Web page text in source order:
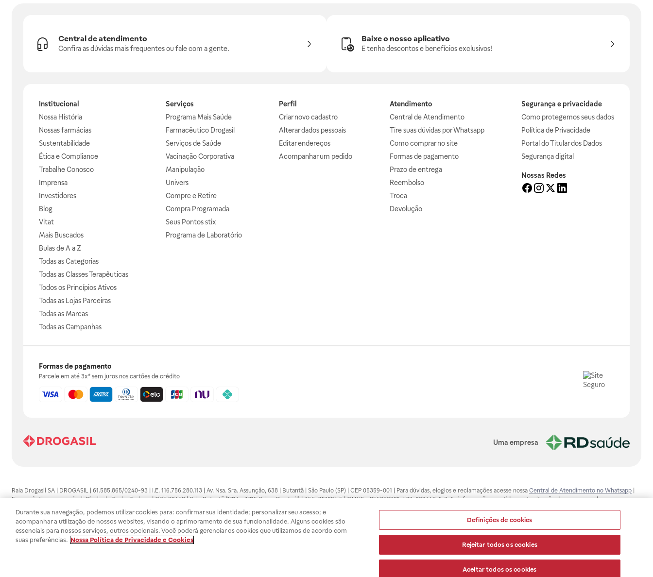
Central de atendimento
Confira as dúvidas mais frequentes ou fale com a gente.
Baixe o nosso aplicativo
E tenha descontos e benefícios exclusivos!
Institucional
Nossa História
Nossas farmácias
Sustentabilidade
Ética e Compliance
Trabalhe Conosco
Imprensa
Investidores
Blog
Vitat
Mais Buscados
Bulas de A a Z
Todas as Categorias
Todas as Classes Terapêuticas
Todos os Princípios Ativos
Todas as Lojas Parceiras
Todas as Marcas
Todas as Campanhas
Serviços
Programa Mais Saúde
Farmacêutico Drogasil
Serviços de Saúde
Vacinação Corporativa
Manipulação
Univers
Compre e Retire
Compra Programada
Seus Pontos stix
Programa de Laboratório
Perfil
Criar novo cadastro
Alterar dados pessoais
Editar endereços
Acompanhar um pedido
Atendimento
Central de Atendimento
Tire suas dúvidas por Whatsapp
Como comprar no site
Formas de pagamento
Prazo de entrega
Reembolso
Troca
Devolução
Segurança e privacidade
Como protegemos seus dados
Política de Privacidade
Portal do Titular dos Dados
Segurança digital
Nossas Redes
Formas de pagamento
Parcele em até 3x* sem juros nos cartões de crédito
Uma empresa
Raia Drogasil SA | DROGASIL | 61.585.865/0240-93 | I.E. 116.756.280.113 | Av. Nsa. Sra. Assunção, 638 | Butantã | São Paulo (SP) | CEP 05359-001 | Para dúvidas, elogios e reclamações acesse nossa Central de Atendimento no Whatsapp
Farmacêutico responsável: Gisele da Penha Barbosa | CRF 89453 | Polo Butantã (1714 e 1715 Raia e Drogasil) | AFE: 7.17094.5 | CMVS - 355030801-477-002443-1-7. As informações contidas neste site não devem ser usadas para
automedicação e não substituem, em hipótese alguma, as orientações dadas pelo profissional da área médica. Somente o médico está apto a diagnosticar qualquer problema de saúde e prescrever o tratamento adequado. Ao
persistirem os sintomas, um médico deverá ser consultado. Os preços e promoções divulgados no site são válidos apenas para compras feitas pela internet. Maiores esclarecimentos, consultar o site: www.anvisa.gov.br. A Raia Drogasil
SA trabalha com as tecnologias mais avançadas de proteção de dados, para que você possa realizar suas compras com tranquilidade. A privacidade e a segurança dos clientes são compromissos da Raia Drogasil SA. Todos os pedidos
efetuados estão sujeitos à confirmação da disponibilidade de produto em nosso estoque.
Durante sua navegação, podemos utilizar cookies para: confirmar sua identidade; personalizar seu acesso; e
acompanhar a utilização de nossos websites, visando o aprimoramento de sua funcionalidade. Alguns cookies são
essenciais para nossos serviços, outros opcionais. Você poderá gerenciar os cookies que utilizamos de acordo com
suas preferências. Nossa Política de Privacidade e Cookies
Definições de cookies
Rejeitar todos os cookies
Aceitar todos os cookies